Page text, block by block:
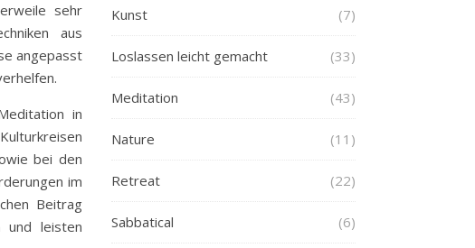
sehr
aus
angepasst
in
bei den
im
Beitrag
und leisten
Kunst (7)
Loslassen leicht gemacht (33)
Meditation (43)
Nature (11)
Retreat (22)
Sabbatical (6)